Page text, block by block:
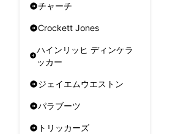
チャーチ
Crockett Jones
ハインリッヒ ディンケラ
ッカー
ジェイエムウエストン
パラブーツ
トリッカーズ